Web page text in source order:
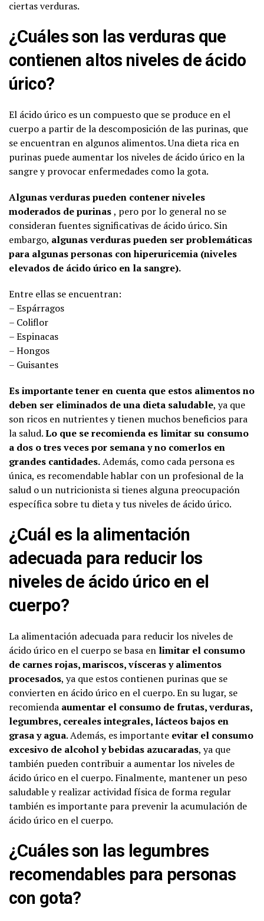
ciertas verduras.
¿Cuáles son las verduras que
contienen altos niveles de ácido
úrico?
El ácido úrico es un compuesto que se produce en el
cuerpo a partir de la descomposición de las purinas, que
se encuentran en algunos alimentos. Una dieta rica en
purinas puede aumentar los niveles de ácido úrico en la
sangre y provocar enfermedades como la gota.
Algunas verduras pueden contener niveles
moderados de purinas, pero por lo general no se
consideran fuentes significativas de ácido úrico. Sin
embargo, algunas verduras pueden ser problemáticas
para algunas personas con hiperuricemia (niveles
elevados de ácido úrico en la sangre).
Entre ellas se encuentran:
– Espárragos
– Coliflor
– Espinacas
– Hongos
– Guisantes
Es importante tener en cuenta que estos alimentos no
deben ser eliminados de una dieta saludable, ya que
son ricos en nutrientes y tienen muchos beneficios para
la salud.Lo que se recomienda es limitar su consumo
a dos o tres veces por semana y no comerlos en
grandes cantidades.Además, como cada persona es
única, es recomendable hablar con un profesional de la
salud o un nutricionista si tienes alguna preocupación
específica sobre tu dieta y tus niveles de ácido úrico.
¿Cuál es la alimentación
adecuada para reducir los
niveles de ácido úrico en el
cuerpo?
La alimentación adecuada para reducir los niveles de
ácido úrico en el cuerpo se basa en limitar el consumo
de carnes rojas, mariscos, vísceras y alimentos
procesados, ya que estos contienen purinas que se
convierten en ácido úrico en el cuerpo. En su lugar, se
recomienda aumentar el consumo de frutas, verduras,
legumbres, cereales integrales, lácteos bajos en
grasa y agua. Además, es importante evitar el consumo
excesivo de alcohol y bebidas azucaradas, ya que
también pueden contribuir a aumentar los niveles de
ácido úrico en el cuerpo. Finalmente, mantener un peso
saludable y realizar actividad física de forma regular
también es importante para prevenir la acumulación de
ácido úrico en el cuerpo.
¿Cuáles son las legumbres
recomendables para personas
con gota?